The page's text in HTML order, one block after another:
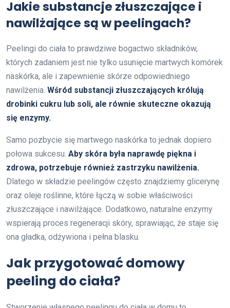
Jakie substancje złuszczające i
nawilżające są w peelingach?
Peelingi do ciała to prawdziwe bogactwo składników,
których zadaniem jest nie tylko usunięcie martwych komórek
naskórka, ale i zapewnienie skórze odpowiedniego
nawilżenia. Wśród substancji złuszczających królują
drobinki cukru lub soli, ale równie skuteczne okazują
się enzymy.
Samo pozbycie się martwego naskórka to jednak dopiero
połowa sukcesu. Aby skóra była naprawdę piękna i
zdrowa, potrzebuje również zastrzyku nawilżenia.
Dlatego w składzie peelingów często znajdziemy glicerynę
oraz oleje roślinne, które łączą w sobie właściwości
złuszczające i nawilżające. Dodatkowo, naturalne enzymy
wspierają proces regeneracji skóry, sprawiając, że staje się
ona gładka, odżywiona i pełna blasku.
Jak przygotować domowy
peeling do ciała?